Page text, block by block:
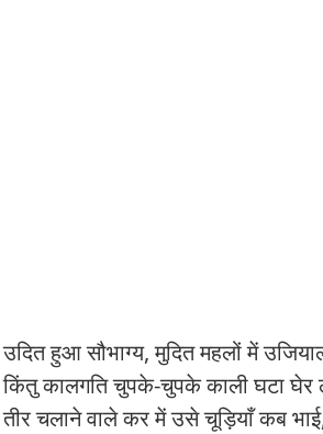
उदित हुआ सौभाग्य, मुदित महलों में
किंतु कालगति चुपके-चुपके काली घटा घेर
तीर चलाने वाले कर में उसे चूड़ियाँ कब